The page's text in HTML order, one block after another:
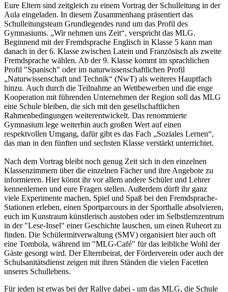
Eure Eltern sind zeitgleich zu einem Vortrag der Schulleitung in der
Aula eingeladen. In diesem Zusammenhang präsentiert das
Schulleitungsteam Grundlegendes rund um das Profil des
Gymnasiums. „Wir nehmen uns Zeit“, verspricht das MLG.
Beginnend mit der Fremdsprache Englisch in Klasse 5 kann man
danach in der 6. Klasse zwischen Latein und Französisch als zweite
Fremdsprache wählen. Ab der 9. Klasse kommt im sprachlichen
Profil "Spanisch" oder im naturwissenschaftlichen Profil
„Naturwissenschaft und Technik“ (NwT) als weiteres Hauptfach
hinzu. Auch durch die Teilnahme an Wettbewerben und die enge
Kooperation mit führenden Unternehmen der Region soll das MLG
eine Schule bleiben, die sich mit den gesellschaftlichen
Rahmenbedingungen weiterentwickelt. Das renommierte
Gymnasium lege weiterhin auch großen Wert auf einen
respektvollen Umgang, dafür gibt es das Fach „Soziales Lernen“,
das man in den fünften und sechsten Klasse verstärkt unterrichtet.
Nach dem Vortrag bleibt noch genug Zeit sich in den einzelnen
Klassenzimmern über die einzelnen Fächer und ihre Angebote zu
informieren. Hier könnt ihr vor allem andere Schüler und Lehrer
kennenlernen und eure Fragen stellen. Außerdem dürft ihr ganz
viele Experimente machen, Spiel und Spaß bei den Fremdsprache-
Stationen erleben, einen Sportparcours in der Sporthalle absolvieren,
euch im Kunstraum künstlerisch austoben oder im Selbstlernzentrum
in der "Lese-Insel" einer Geschichte lauschen, um einen Ruheort zu
finden. Die Schülermitverwaltung (SMV) organisiert hier auch oft
eine Tombola, während im "MLG-Café" für das leibliche Wohl der
Gäste gesorgt wird. Der Elternbeirat, der Förderverein oder auch der
Schulsanitätsdienst zeigen mit ihren Ständen die vielen Facetten
unseres Schullebens.
Für jeden ist etwas bei der Rallye dabei - um das MLG, die Schule